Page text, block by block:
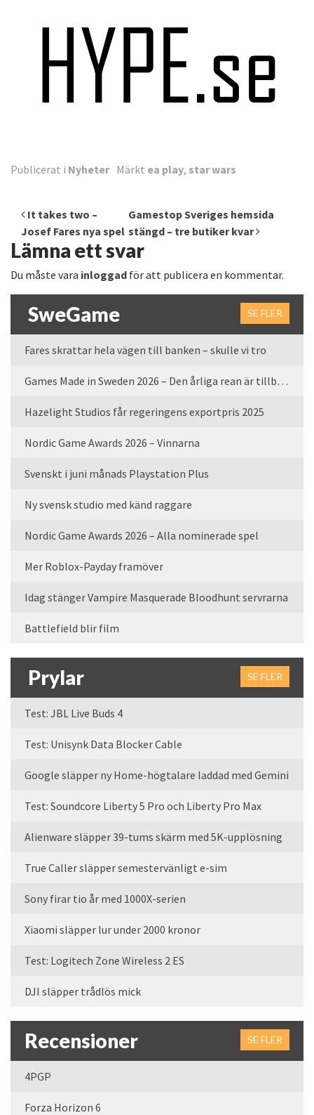
Publicerat i Nyheter Märkt ea play, star wars
Inläggsnavigering
It takes two –
Josef Fares nya spel
Gamestop Sveriges hemsida
stängd – tre butiker kvar
Lämna ett svar
Du måste vara inloggad för att publicera en kommentar.
SweGame SE FLER
Fares skrattar hela vägen till banken – skulle vi tro
Games Made in Sweden 2026 – Den årliga rean är tillbaka
Hazelight Studios får regeringens exportpris 2025
Nordic Game Awards 2026 – Vinnarna
Svenskt i juni månads Playstation Plus
Ny svensk studio med känd raggare
Nordic Game Awards 2026 – Alla nominerade spel
Mer Roblox-Payday framöver
Idag stänger Vampire Masquerade Bloodhunt servrarna
Battlefield blir film
Prylar SE FLER
Test: JBL Live Buds 4
Test: Unisynk Data Blocker Cable
Google släpper ny Home-högtalare laddad med Gemini
Test: Soundcore Liberty 5 Pro och Liberty Pro Max
Alienware släpper 39-tums skärm med 5K-upplösning
True Caller släpper semestervänligt e-sim
Sony firar tio år med 1000X-serien
Xiaomi släpper lur under 2000 kronor
Test: Logitech Zone Wireless 2 ES
DJI släpper trådlös mick
Recensioner SE FLER
4PGP
Forza Horizon 6